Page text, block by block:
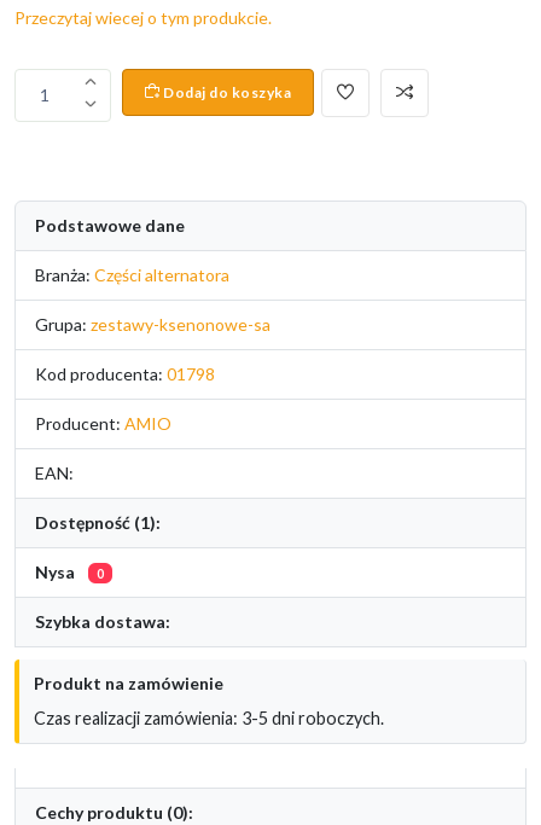
Przeczytaj wiecej o tym produkcie.
1 Dodaj do koszyka
Podstawowe dane
Branża: Części alternatora
Grupa: zestawy-ksenonowe-sa
Kod producenta: 01798
Producent: AMIO
EAN:
Dostępność (1):
Nysa 0
Szybka dostawa:
Produkt na zamówienie
Czas realizacji zamówienia: 3-5 dni roboczych.
Cechy produktu (0):